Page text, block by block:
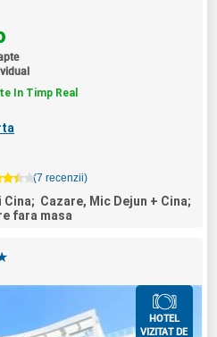
In Timp Real
(7 recenzii)
Cazare, Mic Dejun + Cina;
fara masa
HOTEL
VIZITAT DE